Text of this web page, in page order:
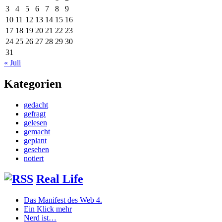
3
4 5 6 7 8
9
10 11 12 13 14 15 16
17 18 19 20 21 22 23
24 25 26 27 28 29 30
31
« Juli
Kategorien
gedacht
gefragt
gelesen
gemacht
geplant
gesehen
notiert
Real Life
Das Manifest des Web 4.
Ein Klick mehr
Nerd ist…